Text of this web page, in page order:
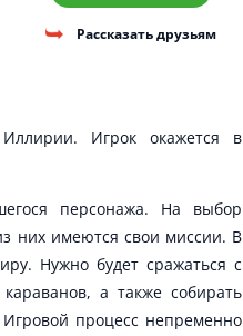
Рассказать друзьям
Игрок окажется в
персонажа. На выбор
них имеются свои миссии. В
Нужно будет сражаться с
а также собирать
процесс непременно